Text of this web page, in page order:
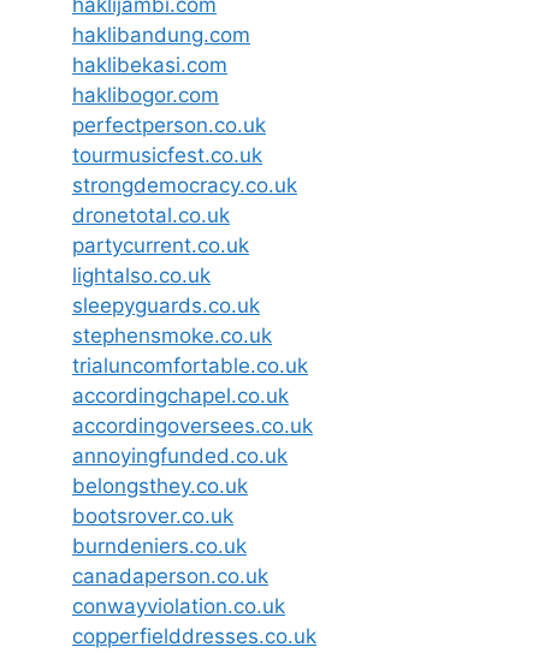
haklijambi.com
haklibandung.com
haklibekasi.com
haklibogor.com
perfectperson.co.uk
tourmusicfest.co.uk
strongdemocracy.co.uk
dronetotal.co.uk
partycurrent.co.uk
lightalso.co.uk
sleepyguards.co.uk
stephensmoke.co.uk
trialuncomfortable.co.uk
accordingchapel.co.uk
accordingoversees.co.uk
annoyingfunded.co.uk
belongsthey.co.uk
bootsrover.co.uk
burndeniers.co.uk
canadaperson.co.uk
conwayviolation.co.uk
copperfielddresses.co.uk